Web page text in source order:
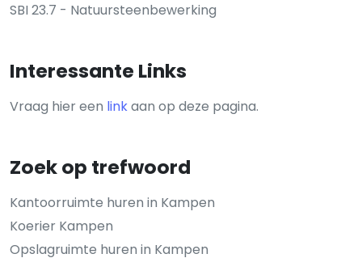
SBI 23.7 - Natuursteenbewerking
Interessante Links
Vraag hier een linkaan op deze pagina.
Zoek op trefwoord
Kantoorruimte huren in Kampen
Koerier Kampen
Opslagruimte huren in Kampen